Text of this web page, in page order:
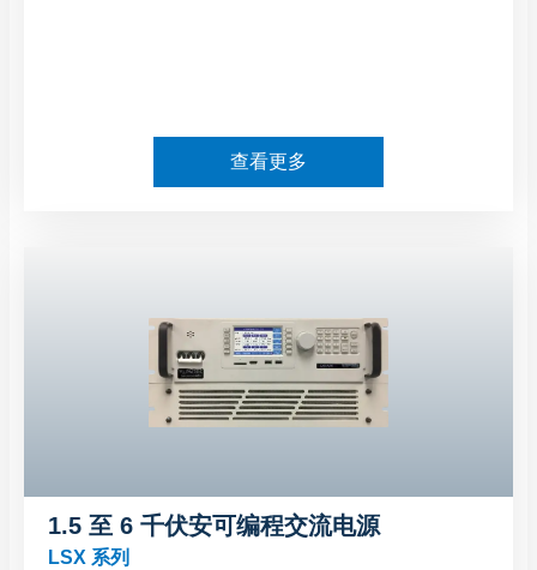
查看更多
1.5 至 6 千伏安可编程交流电源
LSX 系列